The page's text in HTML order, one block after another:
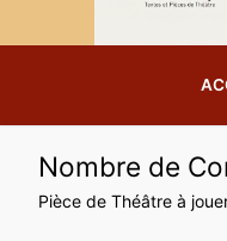
Nombre de
Pièce de Théâtre à